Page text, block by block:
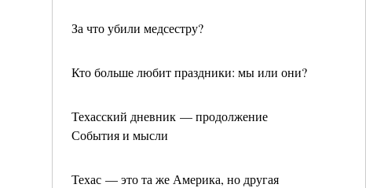
За что убили медсестру?
Кто больше любит праздники: мы или они?
Техасский дневник — продолжение
События и мысли
Техас — это та же Америка, но другая